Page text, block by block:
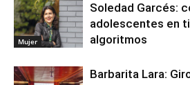
Mujer
Soledad Garcés:
adolescentes en
algoritmos
Barbarita Lara: